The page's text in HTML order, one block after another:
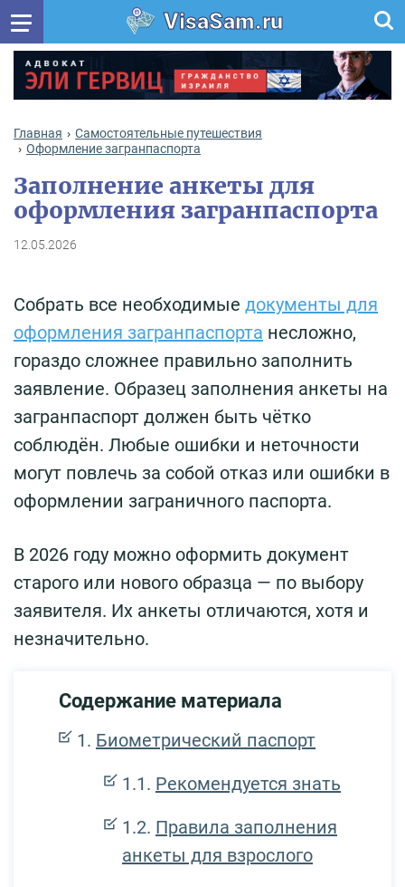
VisaSam.ru
Главная
Самостоятельные путешествия
Оформление загранпаспорта
Заполнение анкеты для
оформления загранпаспорта
12.05.2026
Собрать все необходимые документы для
оформления загранпаспорта несложно,
гораздо сложнее правильно заполнить
заявление. Образец заполнения анкеты на
загранпаспорт должен быть чётко
соблюдён. Любые ошибки и неточности
могут повлечь за собой отказ или ошибки в
оформлении заграничного паспорта.
В 2026 году можно оформить документ
старого или нового образца — по выбору
заявителя. Их анкеты отличаются, хотя и
незначительно.
Содержание материала
Биометрический паспорт
Рекомендуется знать
Правила заполнения
анкеты для взрослого